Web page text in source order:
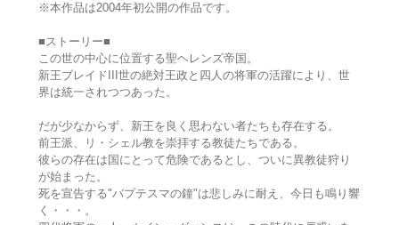
※本作品は2004年初公開の作品です。
■ストーリー■
この世の中心に位置する聖ヘレンズ帝国。
新王ブレイドIII世の絶対王政と四人の将軍の活躍により、世
界は統一されつつあった。
だが少なからず、新王を良く思わない者たちも存在する。
前王派、リ・シェル教を崇拝する教徒たちである。
彼らの存在は国にとって危険であるとし、ついに異教徒狩り
が始まった。
死を宣告する"バプテスマの鐘"は悲しみに耐え、今日も鳴り響
く・・・。